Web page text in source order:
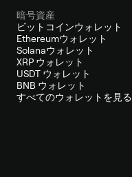
暗号資産
ビットコインウォレット
Ethereumウォレット
Solanaウォレット
XRP ウォレット
USDT ウォレット
BNB ウォレット
すべてのウォレットを見る